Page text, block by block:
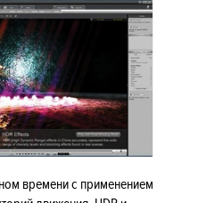
времени с применением